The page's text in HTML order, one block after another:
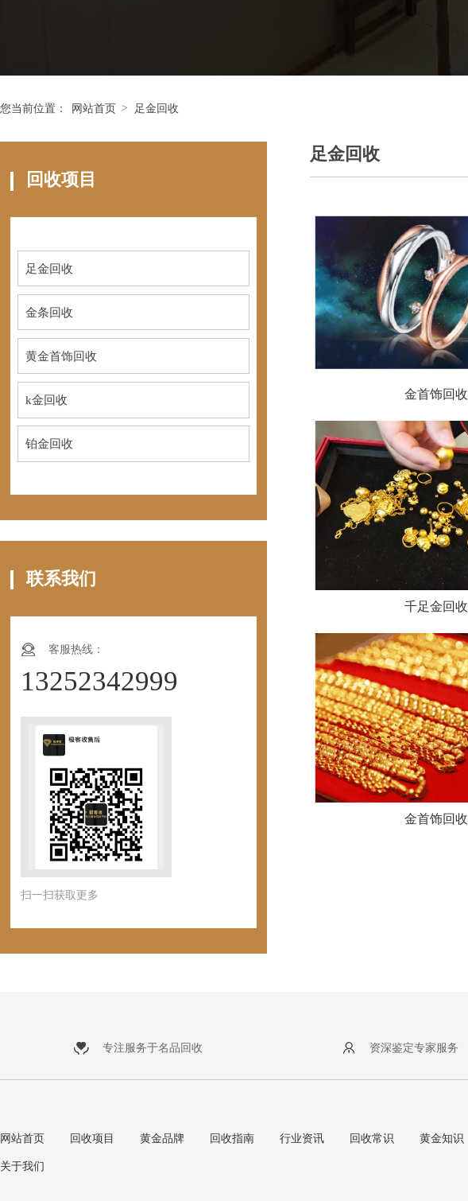
您当前位置： 网站首页 > 足金回收
回收项目
足金回收
金条回收
黄金首饰回收
k金回收
铂金回收
联系我们
客服热线：
13252342999
扫一扫获取更多
足金回收
金首饰回收
千足金回收
金首饰回收
专注服务于名品回收 资深鉴定专家服务
网站首页 回收项目 黄金品牌 回收指南 行业资讯 回收常识 黄金知识
关于我们